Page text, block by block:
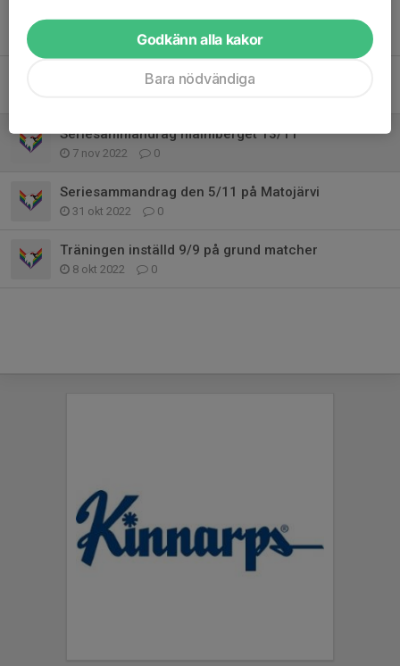
Ledarutbildning 17/1
0
Föräldrautbildning 18 januari
Seriesammandrag malmberget 13/11
7 nov 2022 0
Seriesammandrag den 5/11 på Matojärvi
31 okt 2022 0
Träningen inställd 9/9 på grund matcher
8 okt 2022 0
Godkänn alla kakor
Bara nödvändiga